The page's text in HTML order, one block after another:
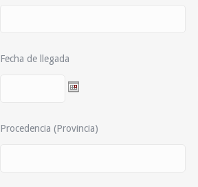
Fecha de llegada
Procedencia (Provincia)